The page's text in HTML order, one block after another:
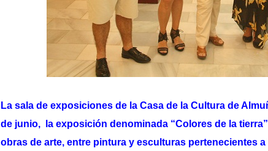
La sala de exposiciones de la Casa de la Cultura de
de junio, la exposición denominada “Colores de la
obras de arte, entre pintura y esculturas pertenecientes